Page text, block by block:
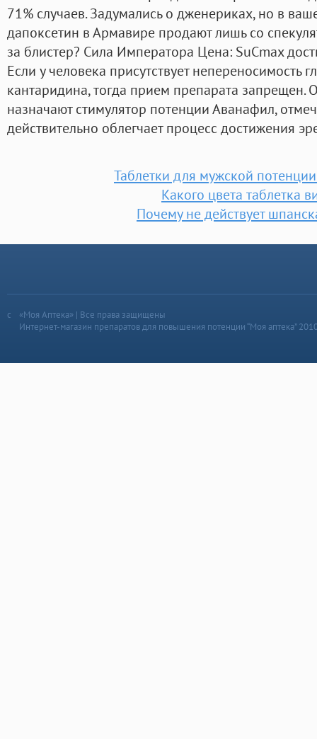
71% случаев. Задумались о дженериках, но в
дапоксетин в Армавире продают лишь со
за блистер? Сила Императора Цена: SuCmax
Если у человека присутствует непереносимость
кантаридина, тогда прием препарата запрещен.
назначают стимулятор потенции Аванафил,
действительно облегчает процесс достижения
Таблетки для мужской
Какого цвета таблетка
Почему не действует
«Моя Аптека» | Все права защищены
Интернет-магазин препаратов для повышения потенции “Моя аптека”